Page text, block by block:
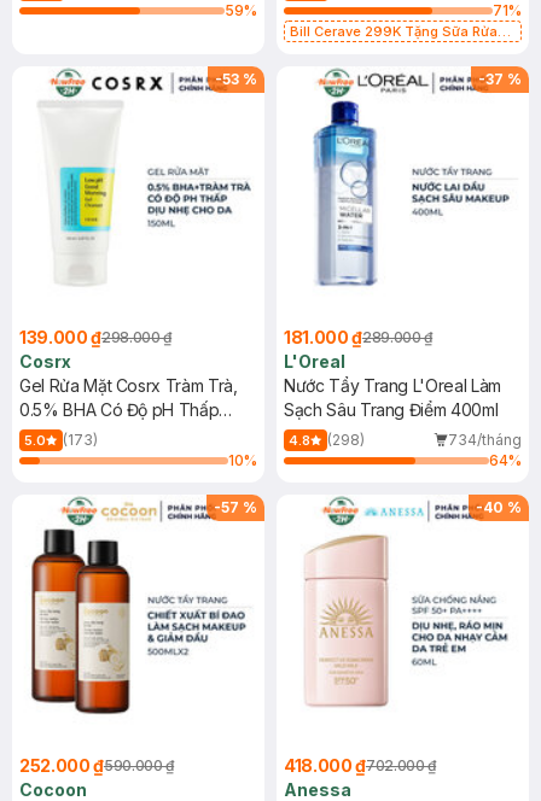
59%
71%
Bill Cerave 299K Tặng Sữa Rửa
-53 %
139.000 ₫298.000 ₫
Cosrx
Gel Rửa Mặt Cosrx Tràm Trà,
0.5% BHA Có Độ pH Thấp
150ml
5.0
(173)
10%
-37 %
181.000 ₫289.000 ₫
L'Oreal
Nước Tẩy Trang L'Oreal Làm
Sạch Sâu Trang Điểm 400ml
4.8 (298)
734/tháng
64%
-57 %
252.000 ₫590.000 ₫
Cocoon
-40 %
418.000 ₫702.000 ₫
Anessa